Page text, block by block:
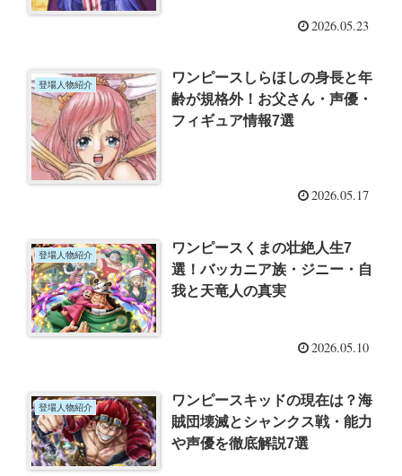
2026.05.23
登場人物紹介
ワンピースしらほしの身長と年
齢が規格外！お父さん・声優・
フィギュア情報7選
2026.05.17
登場人物紹介
ワンピースくまの壮絶人生7
選！バッカニア族・ジニー・自
我と天竜人の真実
2026.05.10
登場人物紹介
ワンピースキッドの現在は？海
賊団壊滅とシャンクス戦・能力
や声優を徹底解説7選